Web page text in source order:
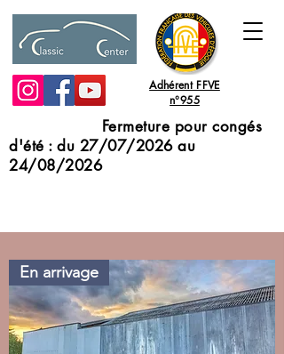
Adhérent FFVE
n°955
Fermeture pour congés
d'été : du 27/07/2026 au
24/08/2026
En arrivage